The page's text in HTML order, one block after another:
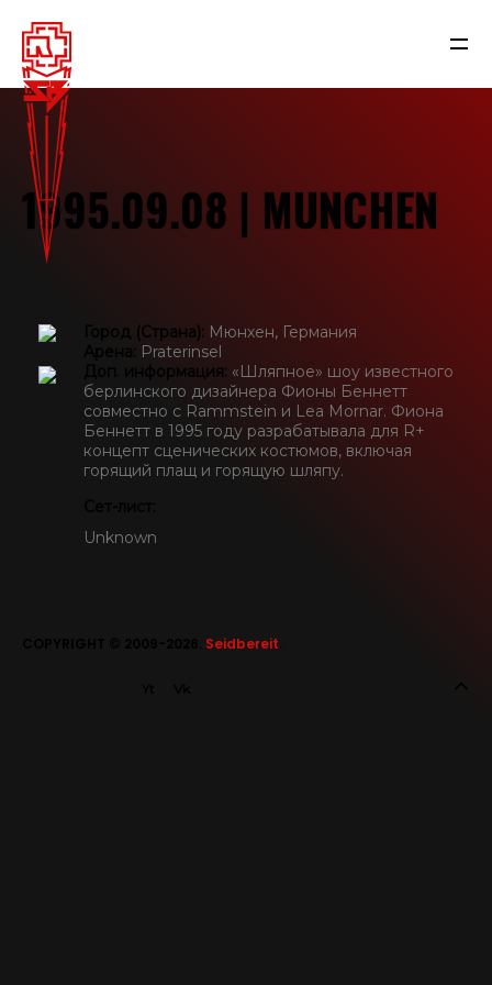
NEWS
RAMMSTEIN
SEIDBEREIT
1995.09.08 | MUNCHEN
Город (Страна): Мюнхен, Германия
Арена: Praterinsel
Доп. информация: «Шляпное» шоу известного
берлинского дизайнера Фионы Беннетт
совместно с Rammstein и Lea Mornar. Фиона
Беннетт в 1995 году разрабатывала для R+
концепт сценических костюмов, включая
горящий плащ и горящую шляпу.
Unknown
Seidbereit